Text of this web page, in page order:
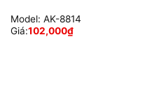
Model: AK-8814
Giá:102,000₫